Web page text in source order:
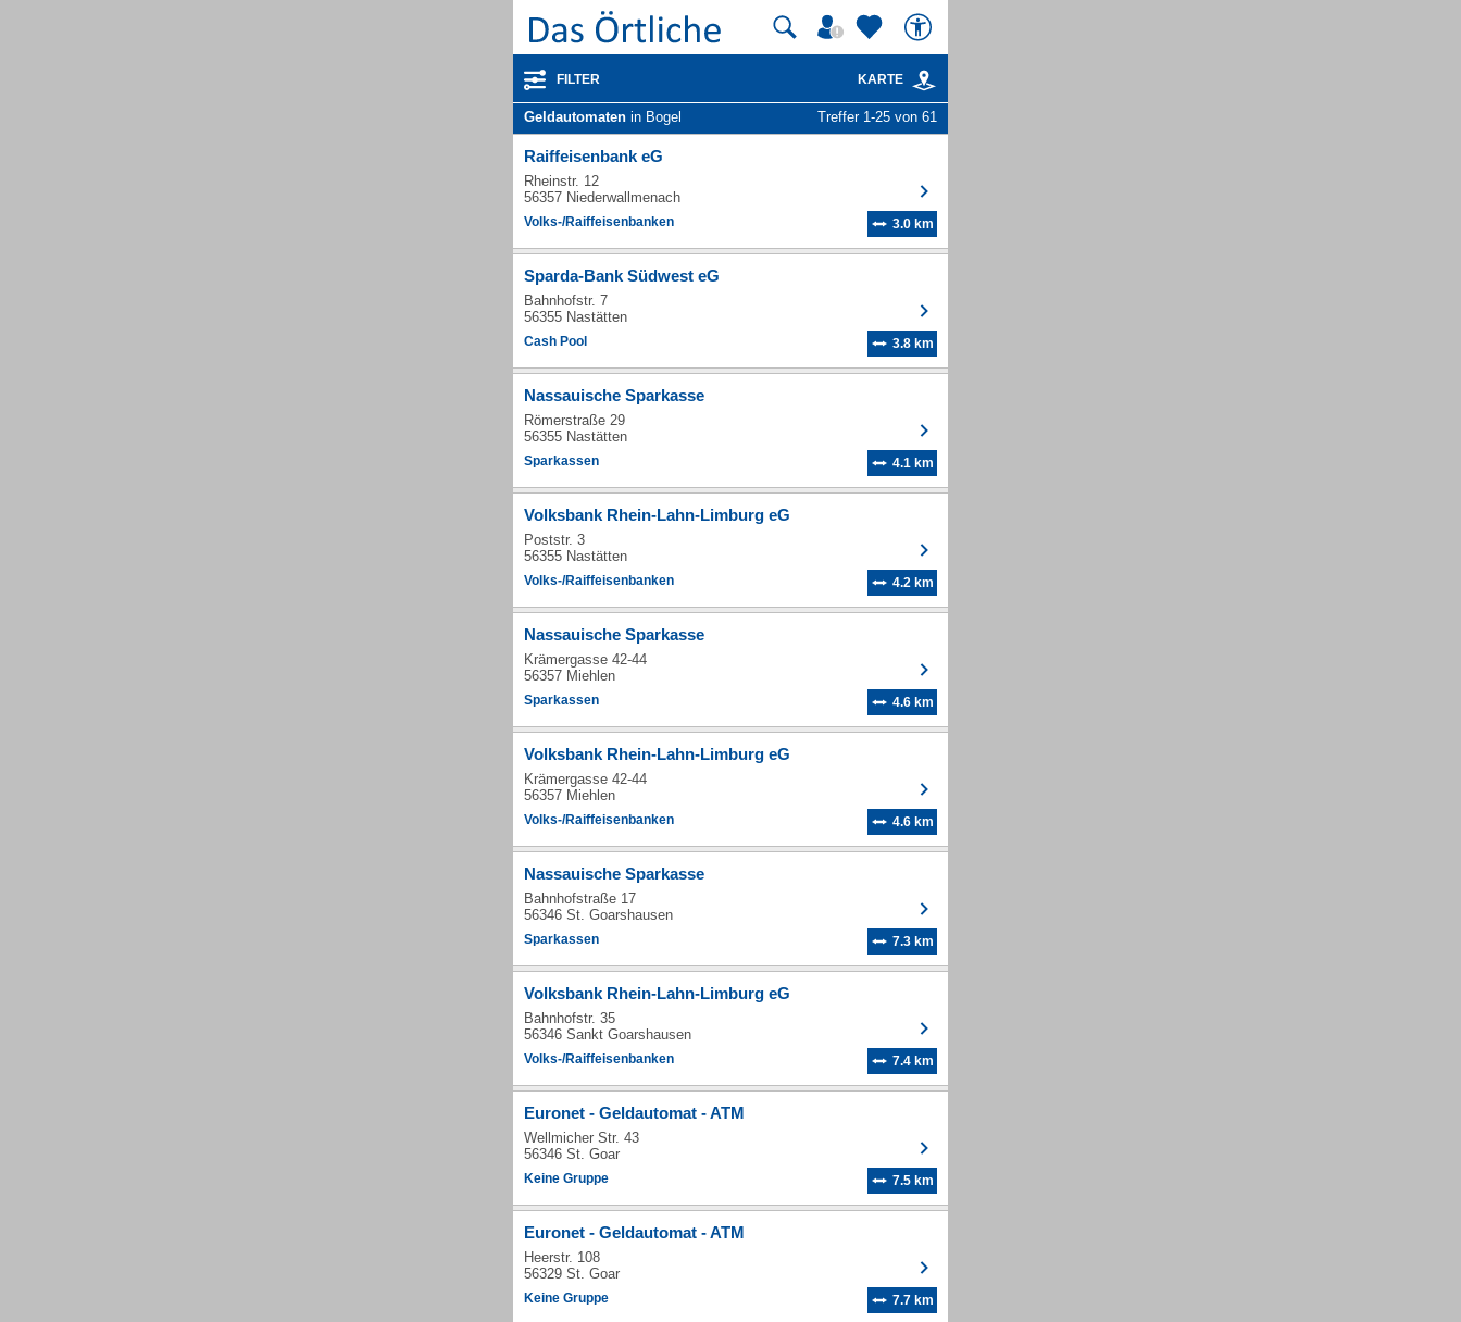
FILTER KARTE
Geldautomaten in Bogel Treffer 1-25 von 61
Raiffeisenbank eG
Rheinstr. 12
56357 Niederwallmenach
Volks-/Raiffeisenbanken 3.0 km
Sparda-Bank Südwest eG
Bahnhofstr. 7
56355 Nastätten
Cash Pool 3.8 km
Nassauische Sparkasse
Römerstraße 29
56355 Nastätten
Sparkassen 4.1 km
Volksbank Rhein-Lahn-Limburg eG
Poststr. 3
56355 Nastätten
Volks-/Raiffeisenbanken 4.2 km
Nassauische Sparkasse
Krämergasse 42-44
56357 Miehlen
Sparkassen 4.6 km
Volksbank Rhein-Lahn-Limburg eG
Krämergasse 42-44
56357 Miehlen
Volks-/Raiffeisenbanken 4.6 km
Nassauische Sparkasse
Bahnhofstraße 17
56346 St. Goarshausen
Sparkassen 7.3 km
Volksbank Rhein-Lahn-Limburg eG
Bahnhofstr. 35
56346 Sankt Goarshausen
Volks-/Raiffeisenbanken 7.4 km
Euronet - Geldautomat - ATM
Wellmicher Str. 43
56346 St. Goar
Keine Gruppe 7.5 km
Euronet - Geldautomat - ATM
Heerstr. 108
56329 St. Goar
Keine Gruppe 7.7 km